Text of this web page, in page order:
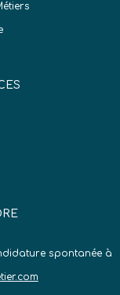
spontanée à